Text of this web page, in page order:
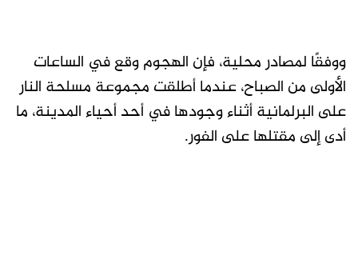
ووفقًا لمصادر محلية، فإن الهجوم وقع في الساعات
الأولى من الصباح، عندما أطلقت مجموعة مسلحة النار
على البرلمانية أثناء وجودها في أحد أحياء المدينة، ما
أدى إلى مقتلها على الفور.